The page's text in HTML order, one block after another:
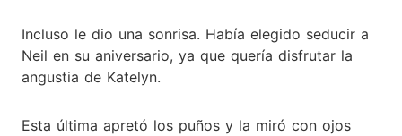
Incluso le dio una sonrisa. Había elegido seducir a
Neil en su aniversario, ya que quería disfrutar la
angustia de Katelyn.
Esta última apretó los puños y la miró con ojos